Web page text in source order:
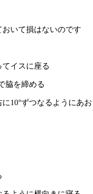
いて損はないのです
イスに座る
脇を締める
10°ずつなるようにあ